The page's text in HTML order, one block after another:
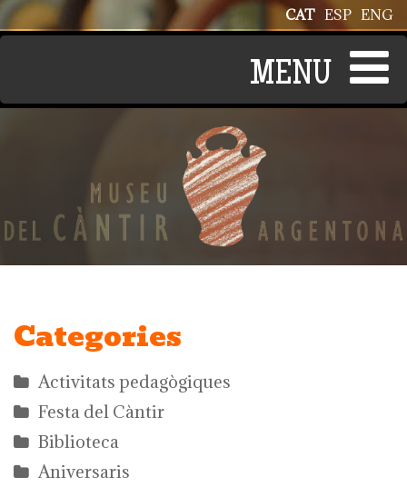
Vés al contingut ENG
ESP
CAT
Categories
Activitats pedagògiques
Festa del Càntir
Biblioteca
Aniversaris